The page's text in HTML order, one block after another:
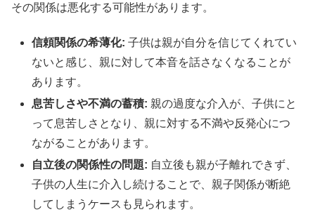
その関係は悪化する可能性があります。
信頼関係の希薄化: 子供は親が自分を信じてくれてい
ないと感じ、親に対して本音を話さなくなることが
あります。
息苦しさや不満の蓄積: 親の過度な介入が、子供にと
って息苦しさとなり、親に対する不満や反発心につ
ながることがあります。
自立後の関係性の問題: 自立後も親が子離れできず、
子供の人生に介入し続けることで、親子関係が断絶
してしまうケースも見られます。